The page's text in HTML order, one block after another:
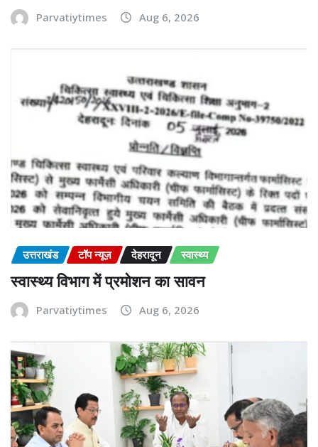
Parvatiytimes Aug 6, 2026
उत्तराखंड टॉप न्यूज़ देहरादून स्वास्थ्य
स्वास्थ्य विभाग में प्रमोशन का सावन
Parvatiytimes Aug 6, 2026